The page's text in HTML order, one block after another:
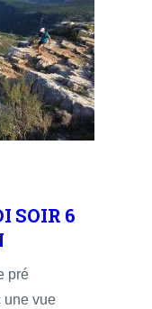
SOIR 6
pré
une vue